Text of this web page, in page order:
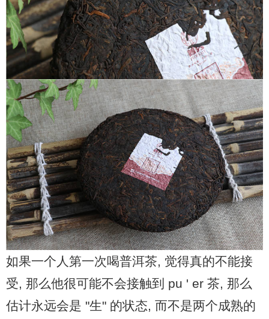
如果一个人第一次喝普洱茶, 觉得真的不能接
受, 那么他很可能不会接触到 pu ' er 茶, 那么
估计永远会是 "生" 的状态, 而不是两个成熟的